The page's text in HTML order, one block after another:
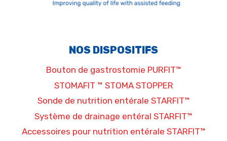
NOS DISPOSITIFS
Bouton de gastrostomie PURFIT™
STOMAFIT ™ STOMA STOPPER
Sonde de nutrition entérale STARFIT™
Système de drainage entéral STARFIT™
Accessoires pour nutrition entérale STARFIT™